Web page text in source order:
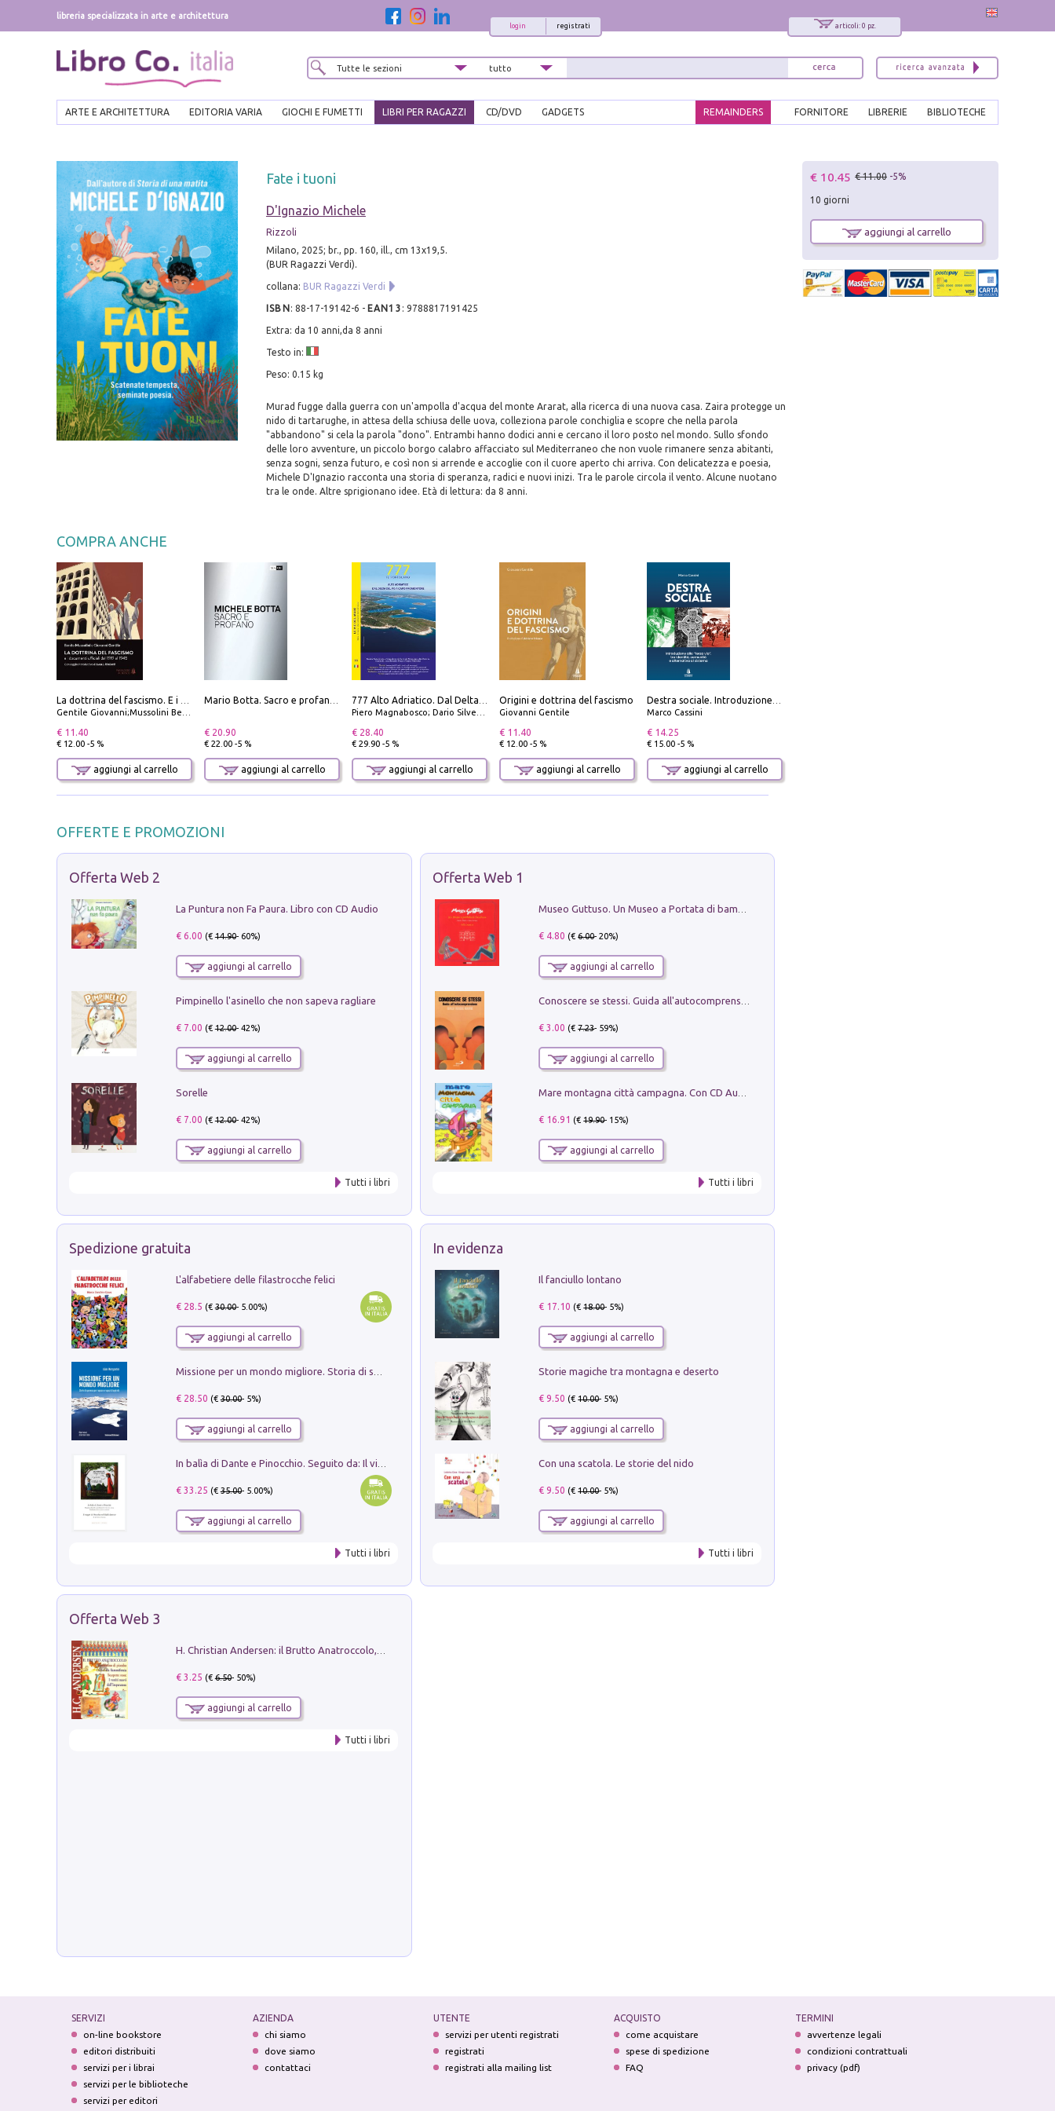
libreria specializzata in arte e architettura
articoli: 0 pz.
registrati
login
ARTE E ARCHITETTURA EDITORIA VARIA GIOCHI E FUMETTI LIBRI PER RAGAZZI CD/DVD GADGETS BIBLIOTECHE
LIBRERIE
FORNITORE
REMAINDERS
Fate i tuoni
D'Ignazio Michele
Rizzoli
Milano, 2025; br., pp. 160, ill., cm 13x19,5.
(BUR Ragazzi Verdi).
collana: BUR Ragazzi Verdi
ISBN : 88-17-19142-6 - EAN13 : 9788817191425
Extra: da 10 anni,da 8 anni
Testo in:
Peso: 0.15 kg
Murad fugge dalla guerra con un'ampolla d'acqua del monte Ararat, alla ricerca di una nuova casa. Zaira protegge un
nido di tartarughe, in attesa della schiusa delle uova, colleziona parole conchiglia e scopre che nella parola
"abbandono" si cela la parola "dono". Entrambi hanno dodici anni e cercano il loro posto nel mondo. Sullo sfondo
delle loro avventure, un piccolo borgo calabro affacciato sul Mediterraneo che non vuole rimanere senza abitanti,
senza sogni, senza futuro, e così non si arrende e accoglie con il cuore aperto chi arriva. Con delicatezza e poesia,
Michele D'Ignazio racconta una storia di speranza, radici e nuovi inizi. Tra le parole circola il vento. Alcune nuotano
tra le onde. Altre sprigionano idee. Età di lettura: da 8 anni.
COMPRA ANCHE
Gentile Giovanni;Mussolini Benito
€ 11.40
€ 12.00 -5 %
aggiungi al carrello
€ 20.90
€ 22.00 -5 %
aggiungi al carrello
Piero Magnabosco; Dario Silvestro; Marco Sbrizzi
€ 28.40
€ 29.90 -5 %
aggiungi al carrello
Origini e dottrina del fascismo
Giovanni Gentile
€ 11.40
€ 12.00 -5 %
aggiungi al carrello
Marco Cassini
€ 14.25
€ 15.00 -5 %
aggiungi al carrello
OFFERTE E PROMOZIONI
Offerta Web 2
La Puntura non Fa Paura. Libro con CD Audio
€ 6.00 (€14.90- 60%)
aggiungi al carrello
Pimpinello l'asinello che non sapeva ragliare
€ 7.00 (€12.00- 42%)
aggiungi al carrello
Sorelle
€ 7.00 (€12.00- 42%)
aggiungi al carrello
Tutti i libri
Offerta Web 1
€ 4.80 (€6.00- 20%)
aggiungi al carrello
€ 3.00 (€7.23- 59%)
aggiungi al carrello
€ 16.91 (€19.90- 15%)
aggiungi al carrello
Tutti i libri
Spedizione gratuita
L'alfabetiere delle filastrocche felici
€ 28.5 (€30.00- 5.00%)
aggiungi al carrello
€ 28.50 (€30.00- 5%)
aggiungi al carrello
€ 33.25 (€35.00- 5.00%)
aggiungi al carrello
Tutti i libri
In evidenza
Il fanciullo lontano
€ 17.10 (€18.00- 5%)
aggiungi al carrello
Storie magiche tra montagna e deserto
€ 9.50 (€10.00- 5%)
aggiungi al carrello
Con una scatola. Le storie del nido
€ 9.50 (€10.00- 5%)
aggiungi al carrello
Tutti i libri
Offerta Web 3
€ 3.25 (€6.50- 50%)
aggiungi al carrello
Tutti i libri
€ 10.45 € 11.00 -5%
10 giorni
aggiungi al carrello
SERVIZI
on-line bookstore
editori distribuiti
servizi per i librai
servizi per le biblioteche
servizi per editori
AZIENDA
chi siamo
dove siamo
contattaci
UTENTE
servizi per utenti registrati
registrati
registrati alla mailing list
ACQUISTO
come acquistare
spese di spedizione
FAQ
TERMINI
avvertenze legali
condizioni contrattuali
privacy (pdf)
x
Interessato ai nostri libri?
Sarai informato delle nostre novità, potrai
comunque cancellarti quando desideri.
modulo di iscrizione